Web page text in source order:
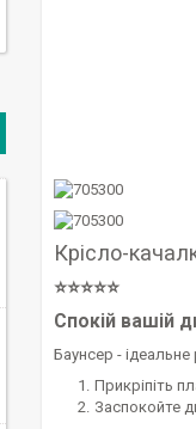
Крісло-
⭐⭐⭐⭐⭐
Спокій вашій
Баунсер -
Прикріпіть
Заспокойте